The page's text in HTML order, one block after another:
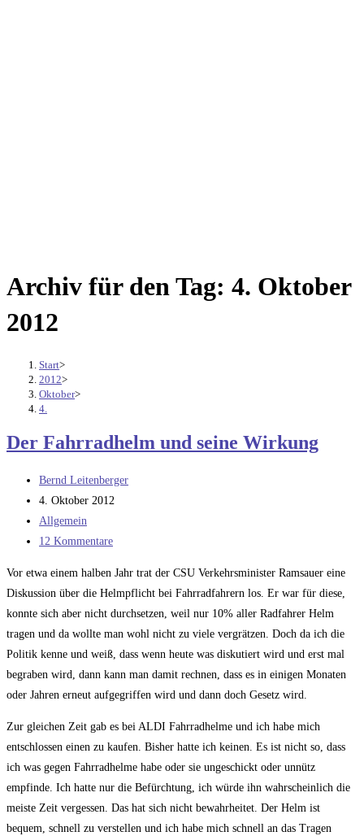
Archiv für den Tag: 4. Oktober
2012
Start>
2012>
Oktober>
4.
Der Fahrradhelm und seine Wirkung
Beitrags-
Autor:
Bernd Leitenberger
Beitrag
veröffentlicht:
4. Oktober 2012
Beitrags-
Kategorie:
Allgemein
Beitrags-
12 Kommentare
Vor etwa einem halben Jahr trat der CSU Verkehrsminister Ramsauer eine
Diskussion über die Helmpflicht bei Fahrradfahrern los. Er war für diese,
konnte sich aber nicht durchsetzen, weil nur 10% aller Radfahrer Helm
tragen und da wollte man wohl nicht zu viele vergrätzen. Doch da ich die
Politik kenne und weiß, dass wenn heute was diskutiert wird und erst mal
begraben wird, dann kann man damit rechnen, dass es in einigen Monaten
oder Jahren erneut aufgegriffen wird und dann doch Gesetz wird.
Zur gleichen Zeit gab es bei ALDI Fahrradhelme und ich habe mich
entschlossen einen zu kaufen. Bisher hatte ich keinen. Es ist nicht so, dass
ich was gegen Fahrradhelme habe oder sie ungeschickt oder unnütz
empfinde. Ich hatte nur die Befürchtung, ich würde ihn wahrscheinlich die
meiste Zeit vergessen. Das hat sich nicht bewahrheitet. Der Helm ist
bequem, schnell zu verstellen und ich habe mich schnell an das Tragen